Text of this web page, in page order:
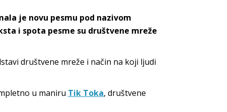
je novu pesmu pod nazivom
i spota pesme su društvene mreže
društvene mreže i način na koji ljudi
u maniru Tik Toka, društvene